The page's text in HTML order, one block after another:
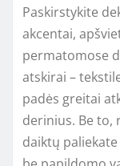
Paskirstykite
akcentai,
permatomose
atskirai –
padės greitai
derinius. Be to,
daiktų